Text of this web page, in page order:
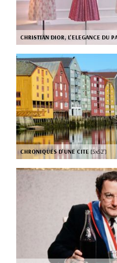
CHRISTIAN DIOR, L'ELEGANCE DU
CHRONIQUES D'UNE CITE [5x52’]